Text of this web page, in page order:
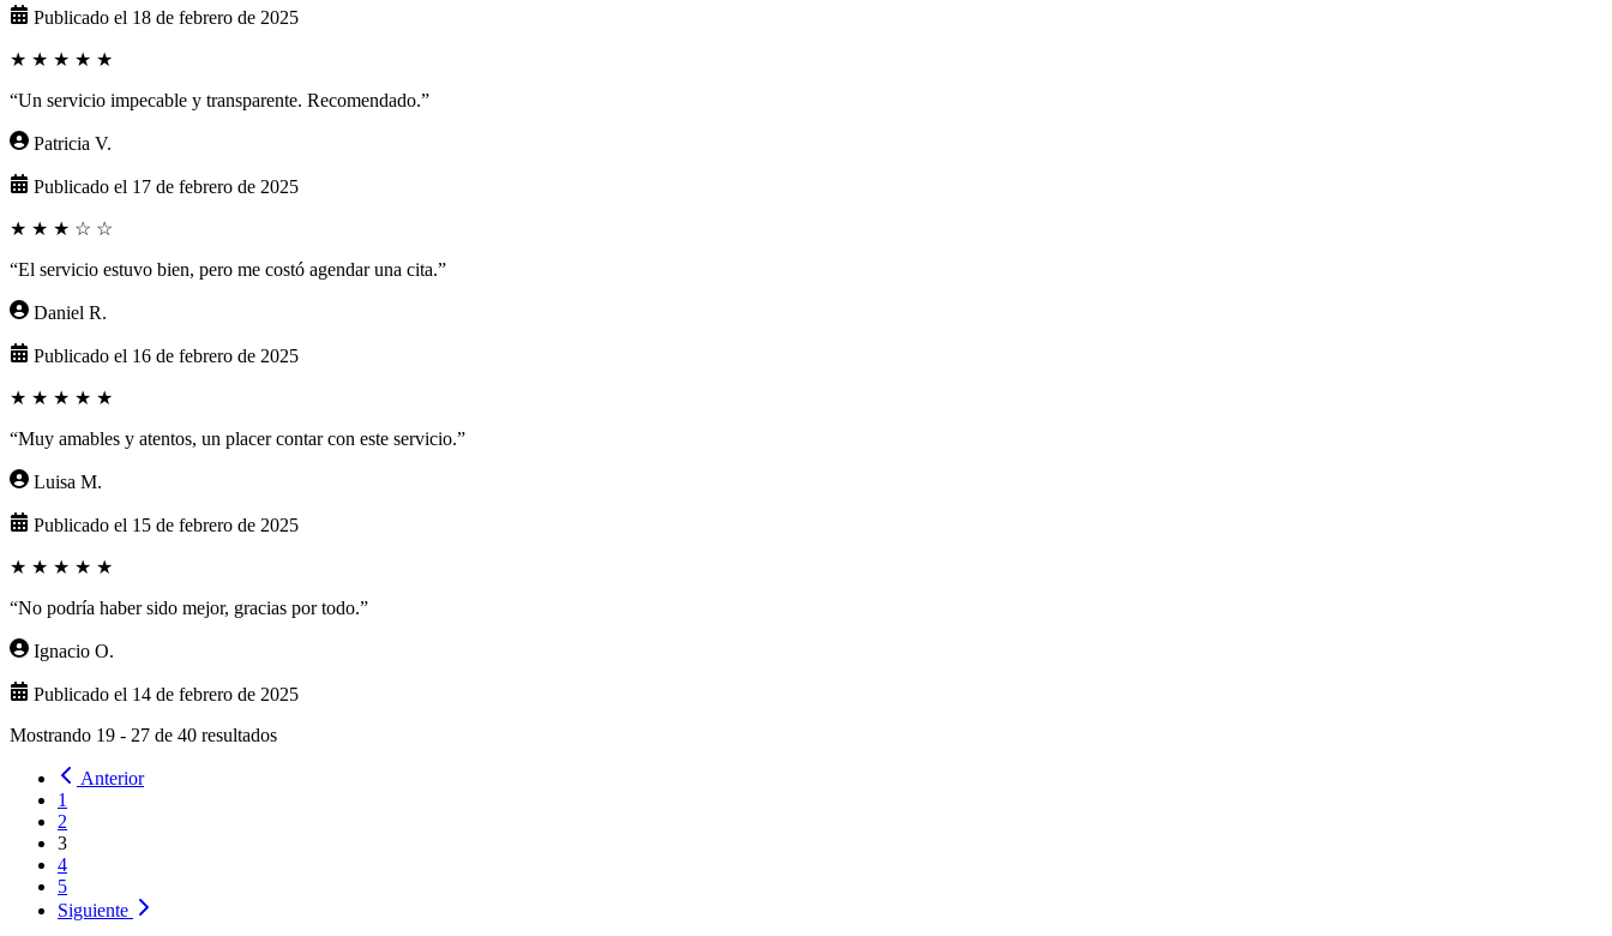
Publicado el 18 de febrero de 2025
★ ★ ★ ★ ★
“Un servicio impecable y transparente. Recomendado.”
Patricia V.
Publicado el 17 de febrero de 2025
★ ★ ★ ☆ ☆
“El servicio estuvo bien, pero me costó agendar una cita.”
Daniel R.
Publicado el 16 de febrero de 2025
★ ★ ★ ★ ★
“Muy amables y atentos, un placer contar con este servicio.”
Luisa M.
Publicado el 15 de febrero de 2025
★ ★ ★ ★ ★
“No podría haber sido mejor, gracias por todo.”
Ignacio O.
Publicado el 14 de febrero de 2025
Mostrando 19 - 27 de 40 resultados
Anterior
1
2
3
4
5
Siguiente